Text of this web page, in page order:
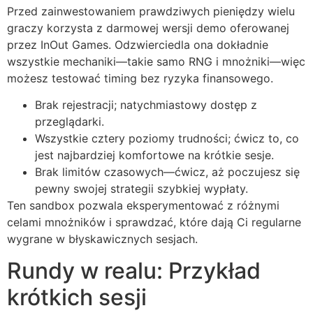
Przed zainwestowaniem prawdziwych pieniędzy wielu
graczy korzysta z darmowej wersji demo oferowanej
przez InOut Games. Odzwierciedla ona dokładnie
wszystkie mechaniki—takie samo RNG i mnożniki—więc
możesz testować timing bez ryzyka finansowego.
Brak rejestracji; natychmiastowy dostęp z
przeglądarki.
Wszystkie cztery poziomy trudności; ćwicz to, co
jest najbardziej komfortowe na krótkie sesje.
Brak limitów czasowych—ćwicz, aż poczujesz się
pewny swojej strategii szybkiej wypłaty.
Ten sandbox pozwala eksperymentować z różnymi
celami mnożników i sprawdzać, które dają Ci regularne
wygrane w błyskawicznych sesjach.
Rundy w realu: Przykład
krótkich sesji